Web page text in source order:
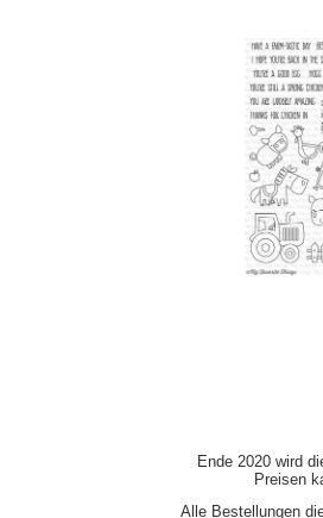
Ende 2020 wird
Preisen
Alle Bestellungen